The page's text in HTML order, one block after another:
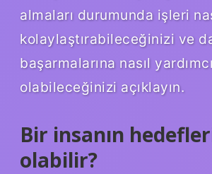
almaları durumunda işleri
kolaylaştırabileceğinizi ve
başarmalarına nasıl
olabileceğinizi açıklayın.
Bir insanın
olabilir?